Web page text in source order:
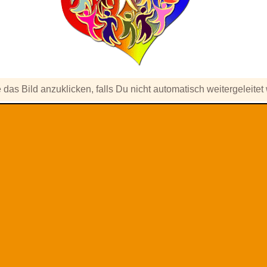
das Bild anzuklicken, falls Du nicht automatisch weitergeleitet